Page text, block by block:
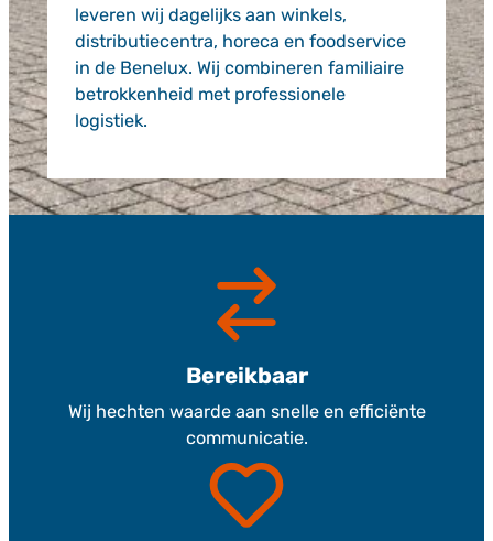
leveren wij dagelijks aan winkels,
distributiecentra, horeca en foodservice
in de Benelux. Wij combineren familiaire
betrokkenheid met professionele
logistiek.
Bereikbaar
Wij hechten waarde aan snelle en efficiënte
communicatie.